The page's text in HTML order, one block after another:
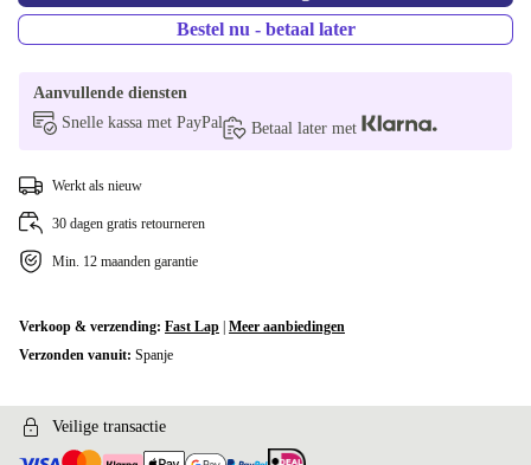
Bestel nu - betaal later
Aanvullende diensten
Snelle kassa met PayPal
Betaal later met
Werkt als nieuw
30 dagen gratis retourneren
Min. 12 maanden garantie
Verkoop & verzending: Fast Lap Meer aanbiedingen
Verzonden vanuit: Spanje
Veilige transactie